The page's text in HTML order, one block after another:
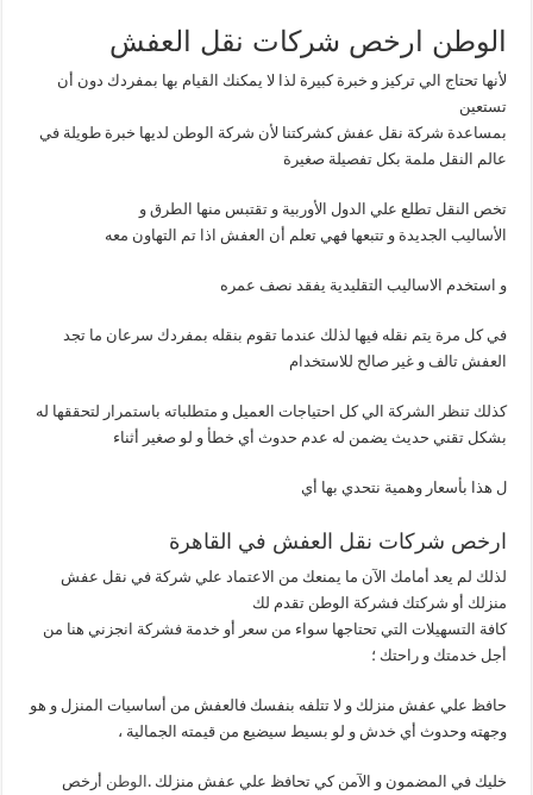
الوطن ارخص شركات نقل العفش
لأنها تحتاج الي تركيز و خبرة كبيرة لذا لا يمكنك القيام بها بمفردك دون أن
تستعين
بمساعدة شركة نقل عفش كشركتنا لأن شركة الوطن لديها خبرة طويلة في
عالم النقل ملمة بكل تفصيلة صغيرة
تخص النقل تطلع علي الدول الأوربية و تقتبس منها الطرق و
الأساليب الجديدة و تتبعها فهي تعلم أن العفش اذا تم التهاون معه
و استخدم الاساليب التقليدية يفقد نصف عمره
في كل مرة يتم نقله فيها لذلك عندما تقوم بنقله بمفردك سرعان ما تجد
العفش تالف و غير صالح للاستخدام
كذلك تنظر الشركة الي كل احتياجات العميل و متطلباته باستمرار لتحققها له
بشكل تقني حديث يضمن له عدم حدوث أي خطأ و لو صغير أثناء
ل هذا بأسعار وهمية نتحدي بها أي
ارخص شركات نقل العفش في القاهرة
لذلك لم يعد أمامك الآن ما يمنعك من الاعتماد علي شركة في نقل عفش
منزلك أو شركتك فشركة الوطن تقدم لك
كافة التسهيلات التي تحتاجها سواء من سعر أو خدمة فشركة انجزني هنا من
أجل خدمتك و راحتك ؛
حافظ علي عفش منزلك و لا تتلفه بنفسك فالعفش من أساسيات المنزل و هو
وجهته وحدوث أي خدش و لو بسيط سيضيع من قيمته الجمالية ،
خليك في المضمون و الآمن كي تحافظ علي عفش منزلك . الوطن أرخص